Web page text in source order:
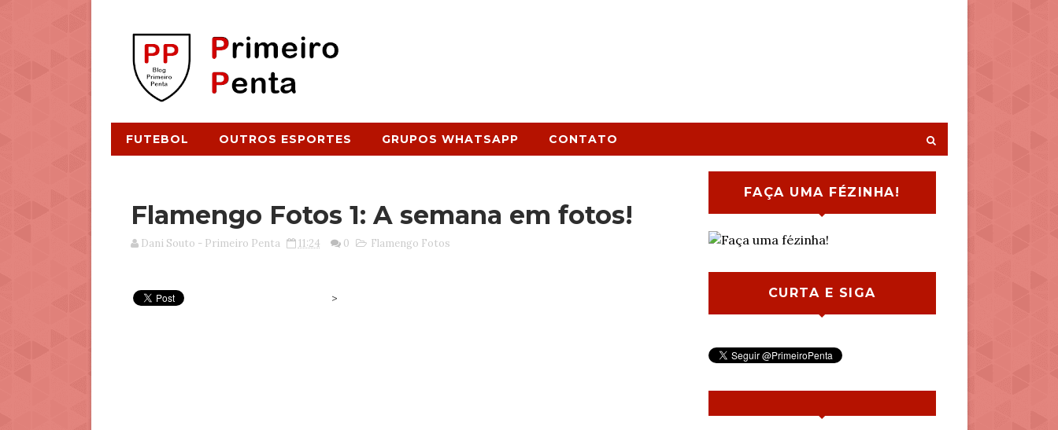
FUTEBOL OUTROS ESPORTES GRUPOS WHATSAPP CONTATO
Flamengo Fotos 1: A semana em fotos!
Dani Souto - Primeiro Penta 11:24 0 Flamengo Fotos
>
FAÇA UMA FÉZINHA!
CURTA E SIGA